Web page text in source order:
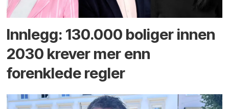
Innlegg: 130.000 boliger innen
2030 krever mer enn
forenklede regler